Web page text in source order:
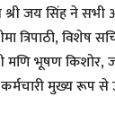
जय सिंह ने सभी
त्रिपाठी, विशेष
मणि भूषण
मुख्य रूप से